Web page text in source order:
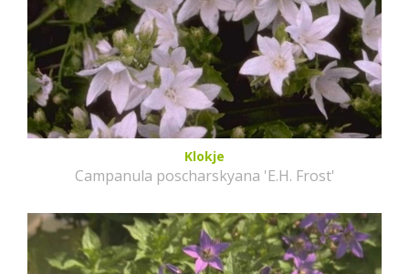
Klokje
Campanula poscharskyana 'E.H. Frost'